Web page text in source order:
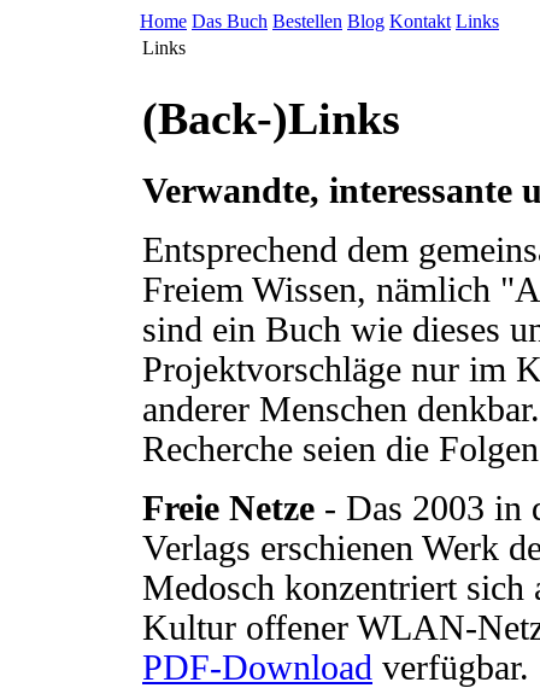
Home Das Buch Bestellen Blog Kontakt Links
Links
(Back-)Links
Verwandte, interessante
Entsprechend dem
Freiem Wissen, nämlich
sind ein Buch wie dieses
Projektvorschläge nur im
anderer Menschen
Recherche seien die
Freie Netze - Das 2003 in
Verlags erschienen Werk
Medosch konzentriert
Kultur offener WLAN-
PDF-Download verfügbar.